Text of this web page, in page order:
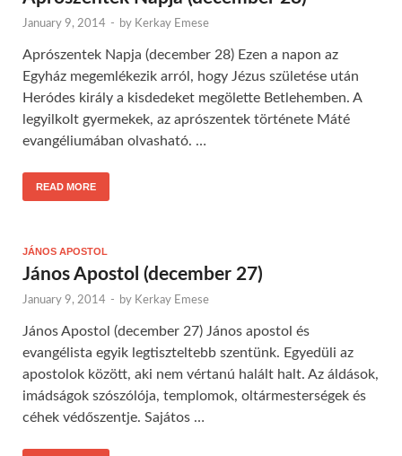
January 9, 2014 - by Kerkay Emese
Aprószentek Napja (december 28) Ezen a napon az
Egyház megemlékezik arról, hogy Jézus születése után
Heródes király a kisdedeket megölette Betlehemben. A
legyilkolt gyermekek, az aprószentek története Máté
evangéliumában olvasható. …
READ MORE
JÁNOS APOSTOL
János Apostol (december 27)
January 9, 2014 - by Kerkay Emese
János Apostol (december 27) János apostol és
evangélista egyik legtiszteltebb szentünk. Egyedüli az
apostolok között, aki nem vértanú halált halt. Az áldások,
imádságok szószólója, templomok, oltármesterségek és
céhek védőszentje. Sajátos …